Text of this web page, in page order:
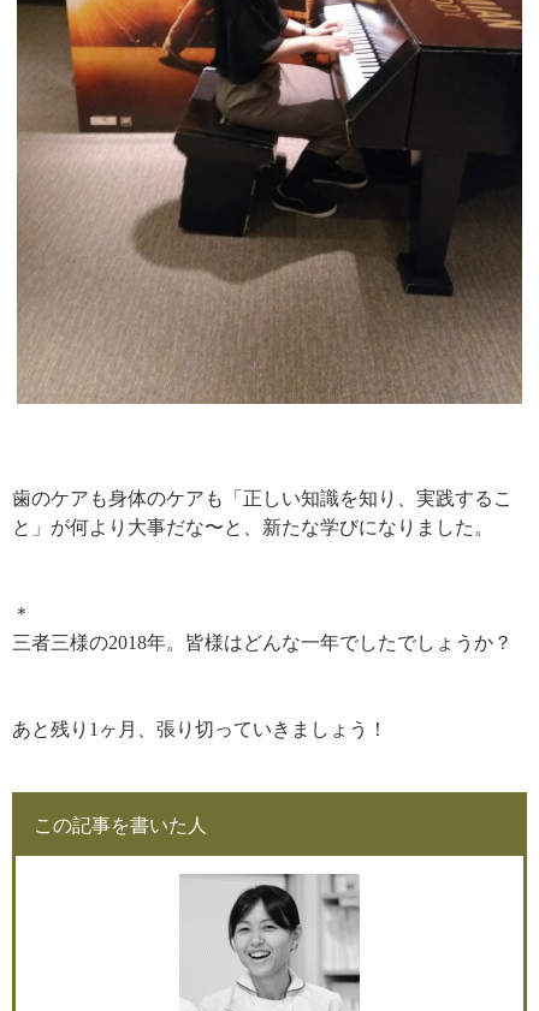
歯のケアも身体のケアも「正しい知識を知り、実践するこ
と」が何より大事だな〜と、新たな学びになりました。
＊
三者三様の2018年。皆様はどんな一年でしたでしょうか？
あと残り1ヶ月、張り切っていきましょう！
この記事を書いた人